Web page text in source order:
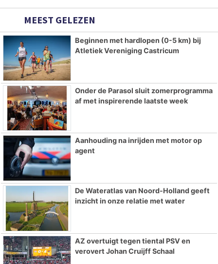
MEEST GELEZEN
Beginnen met hardlopen (0-5 km) bij
Atletiek Vereniging Castricum
Onder de Parasol sluit zomerprogramma
af met inspirerende laatste week
Aanhouding na inrijden met motor op
agent
De Wateratlas van Noord-Holland geeft
inzicht in onze relatie met water
AZ overtuigt tegen tiental PSV en
verovert Johan Cruijff Schaal